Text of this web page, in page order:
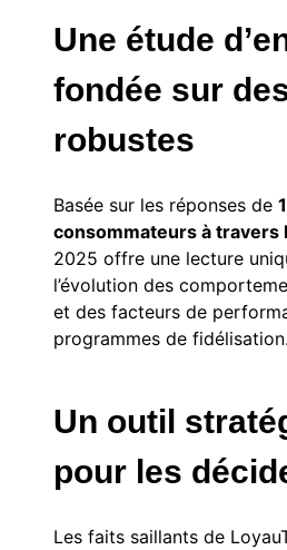
Une étude
fondée sur
robustes
Basée sur les réponses de
consommateurs à travers
2025 offre une lecture
l’évolution des
et des facteurs de
programmes de fidélisation.
Un outil
pour les
Les faits saillants de